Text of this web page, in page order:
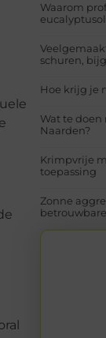
Waarom
schuren,
Hoe krijg je
Wat te
Naarden?
Krimpvrije
toepassing
Zonne